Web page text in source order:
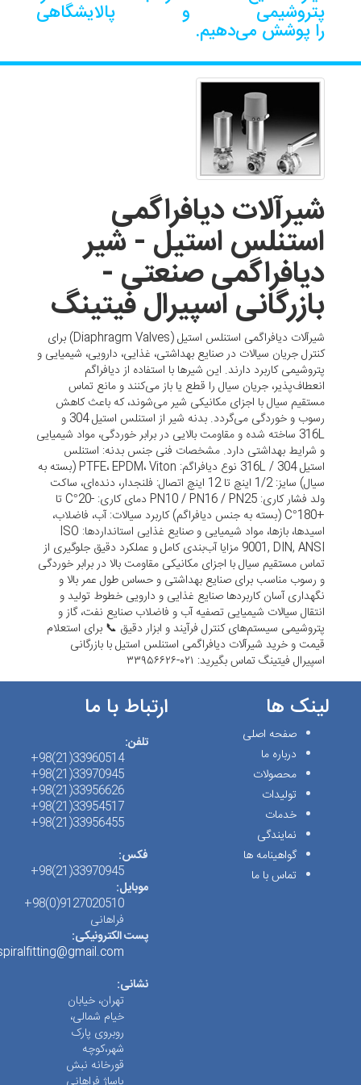
پتروشیمی و پالایشگاهی
را پوشش می‌دهیم.
شیرآلات دیافراگمی
استنلس استیل - شیر
دیافراگمی صنعتی -
بازرگانی اسپیرال فیتینگ
شیرآلات دیافراگمی استنلس استیل (Diaphragm Valves) برای
کنترل جریان سیالات در صنایع بهداشتی، غذایی، دارویی، شیمیایی و
پتروشیمی کاربرد دارند. این شیرها با استفاده از دیافراگم
انعطاف‌پذیر، جریان سیال را قطع یا باز می‌کنند و مانع تماس
مستقیم سیال با اجزای مکانیکی شیر می‌شوند، که باعث کاهش
رسوب و خوردگی می‌گردد. بدنه شیر از استنلس استیل 304 و
316L ساخته شده و مقاومت بالایی در برابر خوردگی، مواد شیمیایی
و شرایط بهداشتی دارد. مشخصات فنی جنس بدنه: استنلس
استیل 304 / 316L نوع دیافراگم: PTFE، EPDM، Viton (بسته به
سیال) سایز: 1/2 اینچ تا 12 اینچ اتصال: فلنجدار، دنده‌ای، ساکت
ولد فشار کاری: PN10 / PN16 / PN25 دمای کاری: -20°C تا
+180°C (بسته به جنس دیافراگم) کاربرد سیالات: آب، فاضلاب،
اسیدها، بازها، مواد شیمیایی و صنایع غذایی استانداردها: ISO
9001, DIN, ANSI مزایا آب‌بندی کامل و عملکرد دقیق جلوگیری از
تماس مستقیم سیال با اجزای مکانیکی مقاومت بالا در برابر خوردگی
و رسوب مناسب برای صنایع بهداشتی و حساس طول عمر بالا و
نگهداری آسان کاربردها صنایع غذایی و دارویی خطوط تولید و
انتقال سیالات شیمیایی تصفیه آب و فاضلاب صنایع نفت، گاز و
پتروشیمی سیستم‌های کنترل فرآیند و ابزار دقیق 📞 برای استعلام
قیمت و خرید شیرآلات دیافراگمی استنلس استیل با بازرگانی
اسپیرال فیتینگ تماس بگیرید: ۰۲۱-۳۳۹۵۶۶۲۶
لینک ها
صفحه اصلی
درباره ما
محصولات
تولیدات
خدمات
نمایندگی
گواهینامه ها
تماس با ما
ارتباط با ما
تلفن:
33960514(21)98+
33970945(21)98+
33956626(21)98+
33954517(21)98+
33956455(21)98+
فکس:
33970945(21)98+
موبایل:
9127020510(0)98+
فراهانی
پست الکترونیکی:
spiralfitting@gmail.com
نشانی:
تهران، خیابان
خیام شمالی،
روبروی پارک
شهر،کوچه
قورخانه نبش